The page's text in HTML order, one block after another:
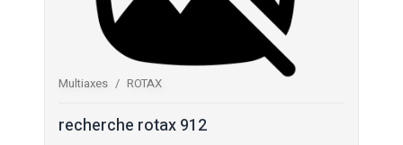
Multiaxes ROTAX
recherche rotax 912